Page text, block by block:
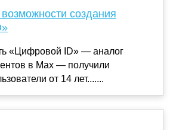
создания
«Цифровой ID» — аналог
в Max — получили
от 14 лет.......